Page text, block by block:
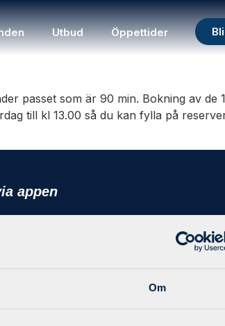
Om
Utbud Öppettider
passet som är 90 min. Bokning av de
till kl 13.00 så du kan fylla på
appen